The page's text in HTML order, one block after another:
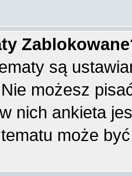
są
możesz
nich ankieta
może